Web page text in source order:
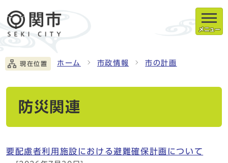
メニュー
現在位置 ホーム 市政情報 市の計画
防災関連
要配慮者利用施設における避難確保計画について